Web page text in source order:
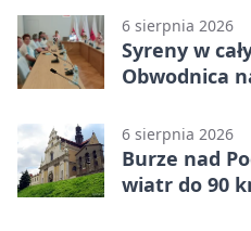
6 sierpnia 2026
Syreny w
Obwodnica
6 sierpnia 2026
Burze nad
wiatr do 90